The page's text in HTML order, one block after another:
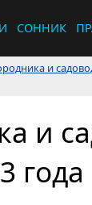
СОННИК
и
и
года